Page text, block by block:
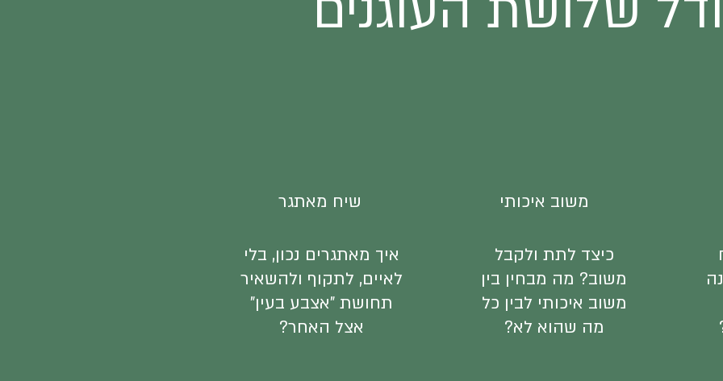
שיח מאתגר
איך מאתגרים נכון, בלי
לאיים, לתקוף ולהשאיר
תחושת "אצבע בעין"
אצל האחר?
משוב איכותי
כיצד לתת ולקבל
משוב? מה מבחין בין
משוב איכותי לבין כל
מה שהוא לא?